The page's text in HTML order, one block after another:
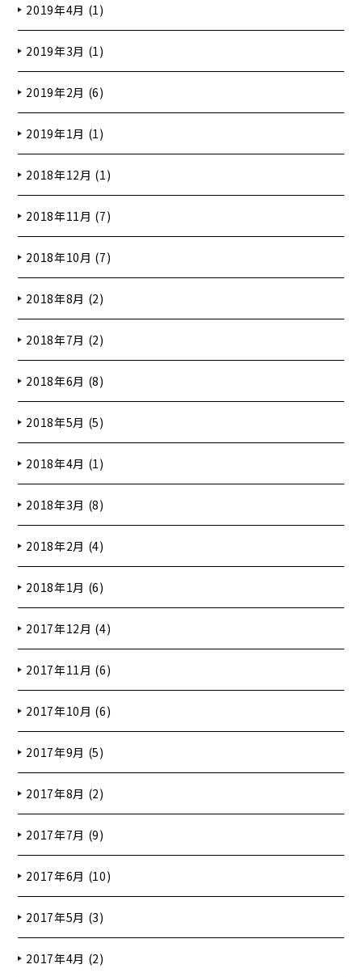
2019年4月 (1)
2019年3月 (1)
2019年2月 (6)
2019年1月 (1)
2018年12月 (1)
2018年11月 (7)
2018年10月 (7)
2018年8月 (2)
2018年7月 (2)
2018年6月 (8)
2018年5月 (5)
2018年4月 (1)
2018年3月 (8)
2018年2月 (4)
2018年1月 (6)
2017年12月 (4)
2017年11月 (6)
2017年10月 (6)
2017年9月 (5)
2017年8月 (2)
2017年7月 (9)
2017年6月 (10)
2017年5月 (3)
2017年4月 (2)